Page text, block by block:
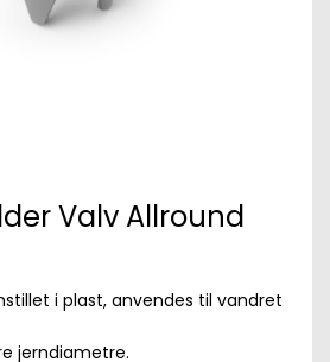
Valv Allround
i plast, anvendes til vandret
jerndiametre.